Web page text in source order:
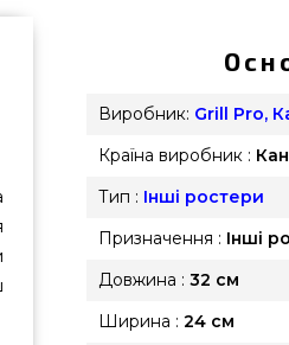
Виробник: Grill Pro,
Країна виробник :
Тип : Інші ростери
Призначення : Інші
Довжина : 32 см
Ширина : 24 см